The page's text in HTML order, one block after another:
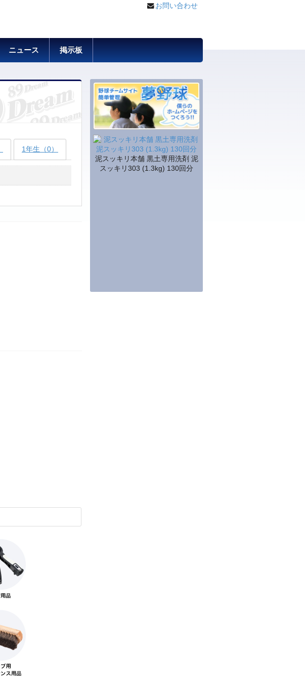
お問い合わせ
ニュース 掲示板
泥スッキリ本舗 黒土専用洗剤 泥
スッキリ303 (1.3kg) 130回分
1年生（0）